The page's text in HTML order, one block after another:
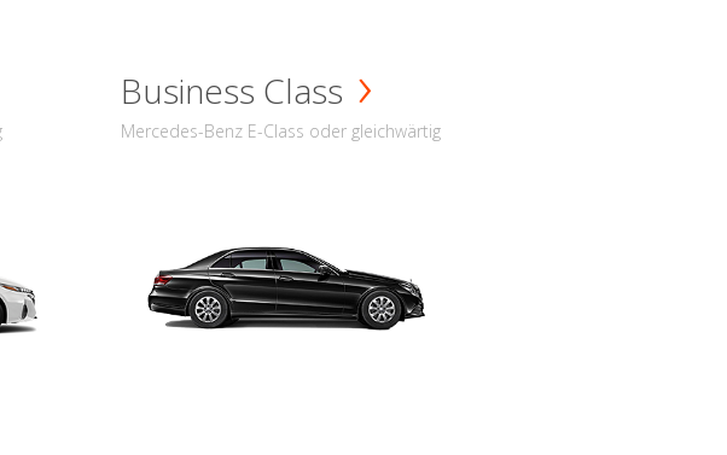
Business Class
Mercedes-Benz E-Class oder gleichwärtig